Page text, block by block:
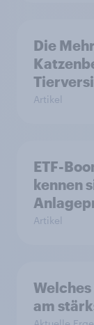
Die
Artikel
ETF-
kennen
Artikel
am